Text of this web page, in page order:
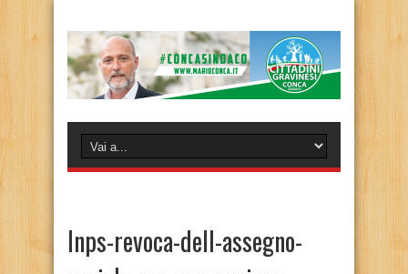
Inps-revoca-dell-assegno-